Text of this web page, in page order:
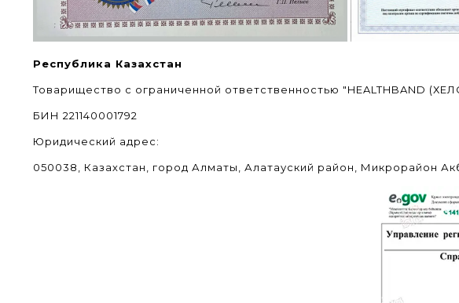
Республика Казахстан
Товарищество с ограниченной ответственностью "HEALTHBAND
БИН 221140001792
Юридический адрес:
050038, Казахстан, город Алматы, Алатауский район, Микрорайон